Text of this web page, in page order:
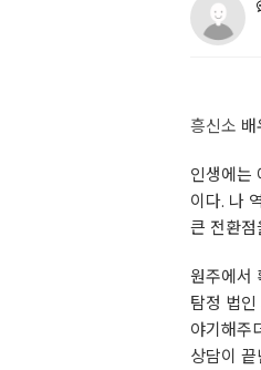
흥신소
인생에는
이다. 나
큰 전환
원주에서
탐정 법
야기해주
상담이